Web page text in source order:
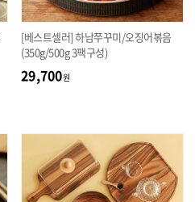
[베스트셀러] 하남쭈꾸미/오징어볶음
(350g/500g 3팩구성)
29,700원